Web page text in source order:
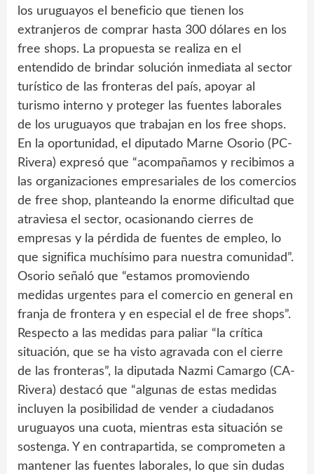
los uruguayos el beneficio que tienen los
extranjeros de comprar hasta 300 dólares en los
free shops. La propuesta se realiza en el
entendido de brindar solución inmediata al sector
turístico de las fronteras del país, apoyar al
turismo interno y proteger las fuentes laborales
de los uruguayos que trabajan en los free shops.
En la oportunidad, el diputado Marne Osorio (PC-
Rivera) expresó que “acompañamos y recibimos a
las organizaciones empresariales de los comercios
de free shop, planteando la enorme dificultad que
atraviesa el sector, ocasionando cierres de
empresas y la pérdida de fuentes de empleo, lo
que significa muchísimo para nuestra comunidad”.
Osorio señaló que “estamos promoviendo
medidas urgentes para el comercio en general en
franja de frontera y en especial el de free shops”.
Respecto a las medidas para paliar “la crítica
situación, que se ha visto agravada con el cierre
de las fronteras”, la diputada Nazmi Camargo (CA-
Rivera) destacó que “algunas de estas medidas
incluyen la posibilidad de vender a ciudadanos
uruguayos una cuota, mientras esta situación se
sostenga. Y en contrapartida, se comprometen a
mantener las fuentes laborales, lo que sin dudas